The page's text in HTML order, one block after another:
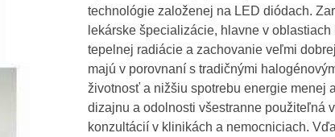
technológie založenej na LED diódach.
lekárske špecializácie, hlavne v
tepelnej radiácie a zachovanie veľmi
majú v porovnaní s tradičnými
životnosť a nižšiu spotrebu energie menej
dizajnu a odolnosti všestranne použiteľná
konzultácií v klinikách a nemocniciach.